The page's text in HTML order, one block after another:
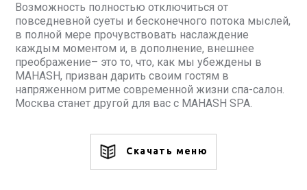
Возможность полностью отключиться от
повседневной суеты и бесконечного потока мыслей,
в полной мере прочувствовать наслаждение
каждым моментом и, в дополнение, внешнее
преображение– это то, что, как мы убеждены в
MAHASH, призван дарить своим гостям в
напряженном ритме современной жизни спа-салон.
Москва станет другой для вас с MAHASH SPA.
Скачать меню